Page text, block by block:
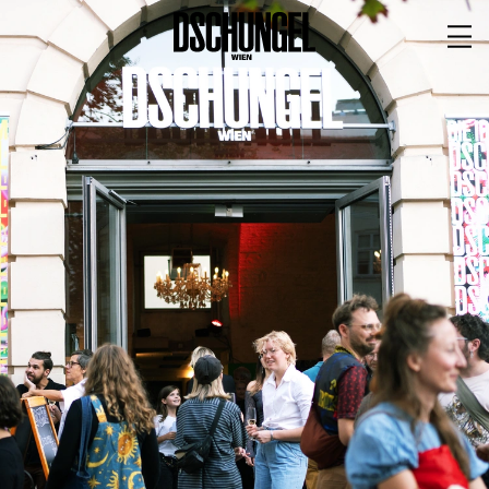
BARRIEREFREI
PROGRAMM
Spielplan
Vorstellungen
Festivals
Wild & Schön Festival
Gastspiele
Extras
Available for Touring
Archiv
MITSPIELEN